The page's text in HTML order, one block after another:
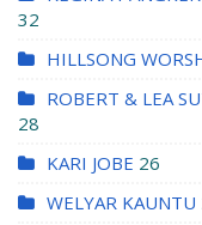
32
HILLSONG
ROBERT & LEA
28
KARI JOBE 26
WELYAR KAUNTU